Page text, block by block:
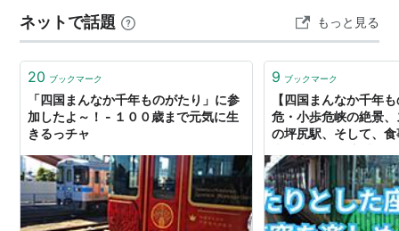
いた。 それにしてもしゃれたデザインだ。 彩り鮮やかで
扉のガラスが大きい。 列車は特急…
ネットで話題 もっと見る
20 ブックマーク
「四国まんなか千年ものがたり」に参
加したよ～！ - １００歳まで元気に生
きるっチャ
9 ブックマーク
【四国まんなか千年
危・小歩危峡の絶景
の坪尻駅、そして、
きっぷも紹介！